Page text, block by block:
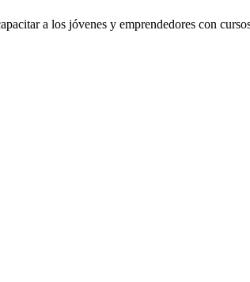
a los jóvenes y emprendedores con